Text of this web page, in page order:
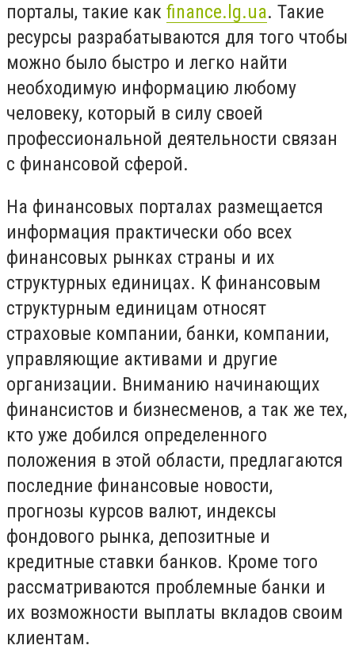
порталы, такие как finance.lg.ua. Такие
ресурсы разрабатываются для того чтобы
можно было быстро и легко найти
необходимую информацию любому
человеку, который в силу своей
профессиональной деятельности связан
с финансовой сферой.
На финансовых порталах размещается
информация практически обо всех
финансовых рынках страны и их
структурных единицах. К финансовым
структурным единицам относят
страховые компании, банки, компании,
управляющие активами и другие
организации. Вниманию начинающих
финансистов и бизнесменов, а так же тех,
кто уже добился определенного
положения в этой области, предлагаются
последние финансовые новости,
прогнозы курсов валют, индексы
фондового рынка, депозитные и
кредитные ставки банков. Кроме того
рассматриваются проблемные банки и
их возможности выплаты вкладов своим
клиентам.